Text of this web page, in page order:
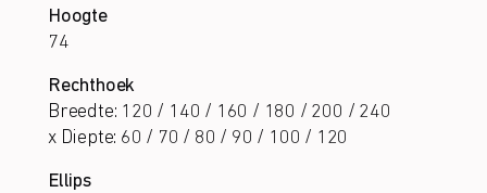
Hoogte
74
Rechthoek
Breedte: 120 / 140 / 160 / 180 / 200 / 240
x Diepte: 60 / 70 / 80 / 90 / 100 / 120
Ellips